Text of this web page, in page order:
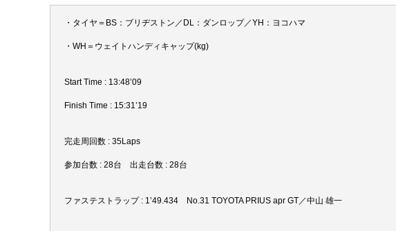
・タイヤ＝BS：ブリヂストン／DL：ダンロップ／YH：ヨコハマ
・WH＝ウェイトハンディキャップ(kg)
Start Time : 13:48’09
Finish Time : 15:31’19
完走周回数 : 35Laps
参加台数 : 28台 出走台数 : 28台
ファステストラップ : 1’49.434 No.31 TOYOTA PRIUS apr GT／中山 雄一